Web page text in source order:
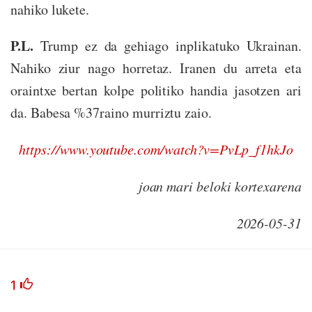
nahiko lukete.
P.L. Trump ez da gehiago inplikatuko Ukrainan.
Nahiko ziur nago horretaz. Iranen du arreta eta
oraintxe bertan kolpe politiko handia jasotzen ari
da. Babesa %37raino murriztu zaio.
https://www.youtube.com/watch?v=PvLp_f1hkJo
joan mari beloki kortexarena
2026-05-31
1